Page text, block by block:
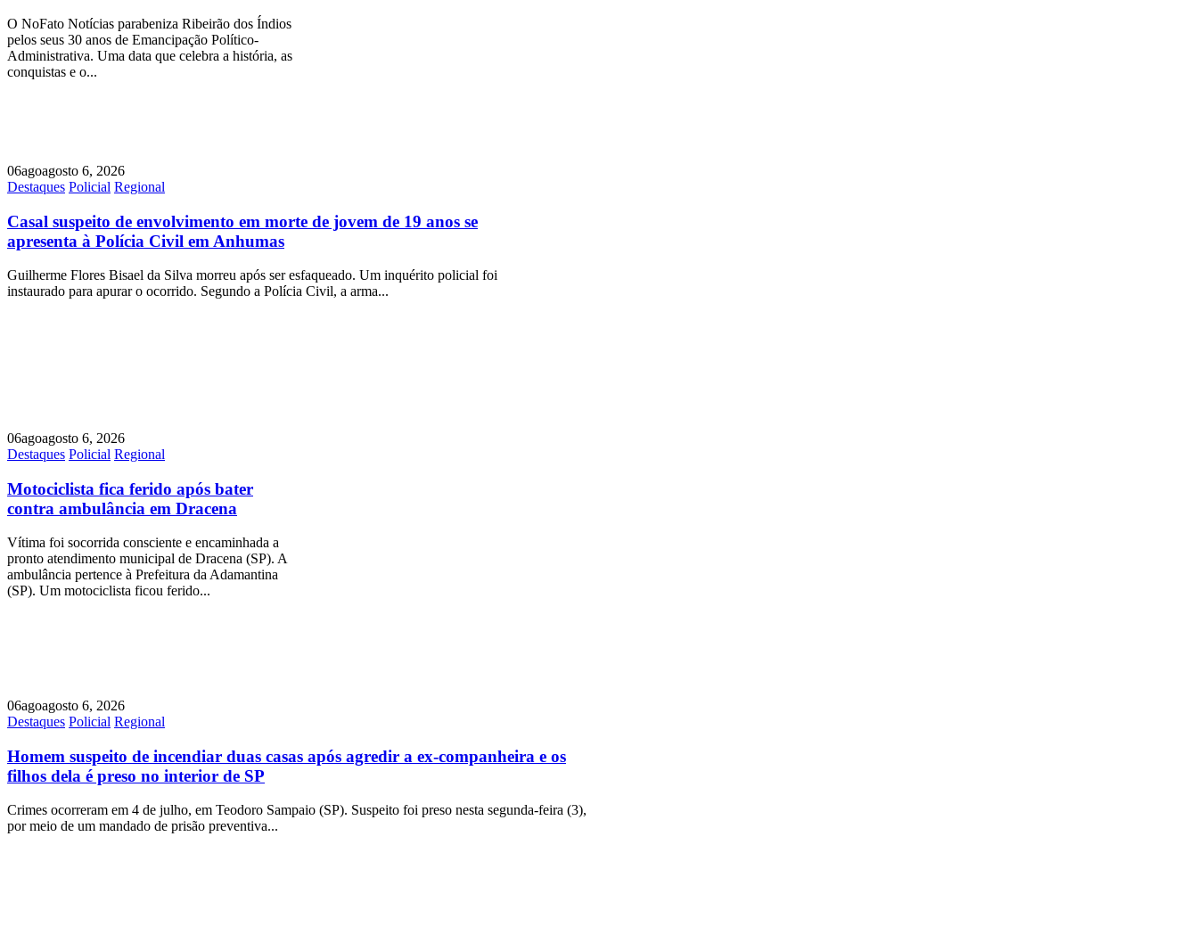
O NoFato Notícias parabeniza Ribeirão dos Índios
pelos seus 30 anos de Emancipação Político-
Administrativa. Uma data que celebra a história, as
conquistas e o...
06agoagosto 6, 2026
Destaques Policial Regional
Casal suspeito de envolvimento em morte de jovem de 19 anos se
apresenta à Polícia Civil em Anhumas
Guilherme Flores Bisael da Silva morreu após ser esfaqueado. Um inquérito policial foi
instaurado para apurar o ocorrido. Segundo a Polícia Civil, a arma...
06agoagosto 6, 2026
Destaques Policial Regional
Motociclista fica ferido após bater
contra ambulância em Dracena
Vítima foi socorrida consciente e encaminhada a
pronto atendimento municipal de Dracena (SP). A
ambulância pertence à Prefeitura da Adamantina
(SP). Um motociclista ficou ferido...
06agoagosto 6, 2026
Destaques Policial Regional
Homem suspeito de incendiar duas casas após agredir a ex-companheira e os
filhos dela é preso no interior de SP
Crimes ocorreram em 4 de julho, em Teodoro Sampaio (SP). Suspeito foi preso nesta segunda-feira (3),
por meio de um mandado de prisão preventiva...